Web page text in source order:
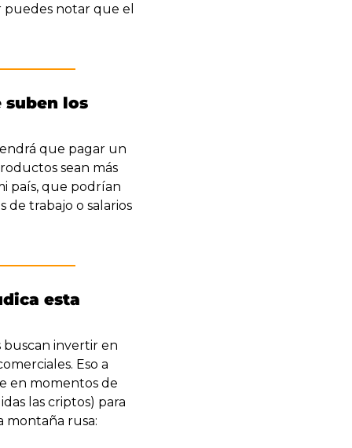
notar que el
suben los
que pagar un
sean más
país, que podrían
de trabajo o salarios
esta
buscan invertir en
Eso a
en momentos de
las criptos) para
montaña rusa: